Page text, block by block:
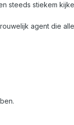
steeds stiekem
agent die